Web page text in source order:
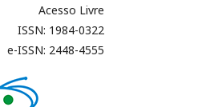
Acesso Livre
ISSN: 1984-0322
e-ISSN: 2448-4555